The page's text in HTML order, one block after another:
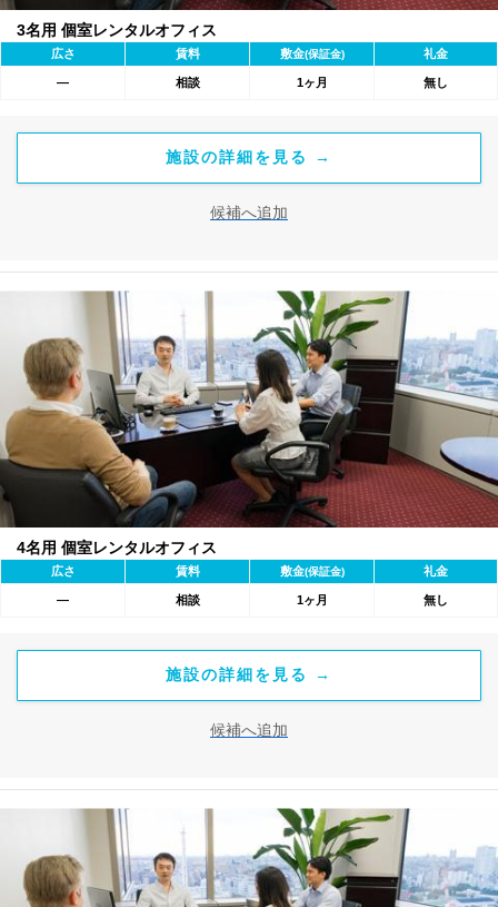
3名用 個室レンタルオフィス
広さ 賃料 敷金(保証金) 礼金
― 相談 1ヶ月 無し
施設の詳細を見る →
候補へ追加
4名用 個室レンタルオフィス
広さ 賃料 敷金(保証金) 礼金
― 相談 1ヶ月 無し
施設の詳細を見る →
候補へ追加